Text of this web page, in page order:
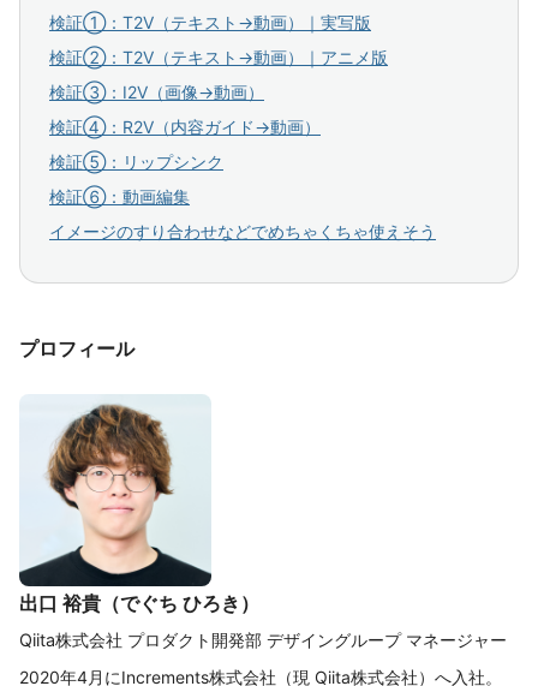
検証①：T2V（テキスト→動画）｜実写版
検証②：T2V（テキスト→動画）｜アニメ版
検証③：I2V（画像→動画）
検証④：R2V（内容ガイド→動画）
検証⑤：リップシンク
検証⑥：動画編集
イメージのすり合わせなどでめちゃくちゃ使えそう
プロフィール
出口 裕貴（でぐち ひろき）
Qiita株式会社 プロダクト開発部 デザイングループ マネージャー
2020年4月にIncrements株式会社（現 Qiita株式会社）へ入社。